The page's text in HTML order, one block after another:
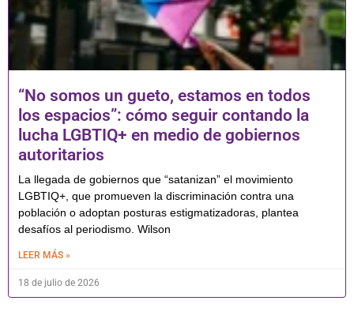
“No somos un gueto, estamos en todos
los espacios”: cómo seguir contando la
lucha LGBTIQ+ en medio de gobiernos
autoritarios
La llegada de gobiernos que “satanizan” el movimiento
LGBTIQ+, que promueven la discriminación contra una
población o adoptan posturas estigmatizadoras, plantea
desafíos al periodismo. Wilson
LEER MÁS »
18 de julio de 2026